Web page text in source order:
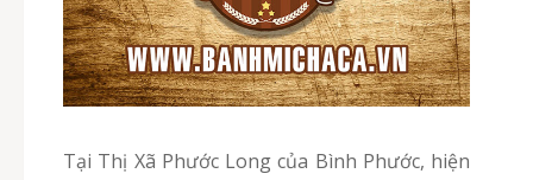
Tại Thị Xã Phước Long của Bình Phước, hiện